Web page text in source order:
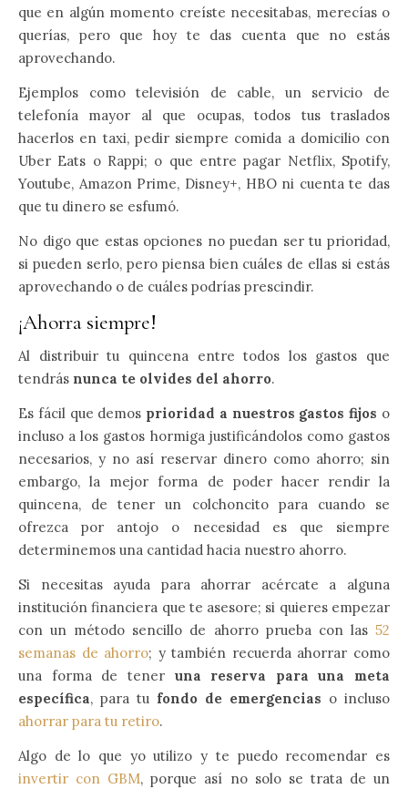
que en algún momento creíste necesitabas, merecías o
querías, pero que hoy te das cuenta que no estás
aprovechando.
Ejemplos como televisión de cable, un servicio de
telefonía mayor al que ocupas, todos tus traslados
hacerlos en taxi, pedir siempre comida a domicilio con
Uber Eats o Rappi; o que entre pagar Netflix, Spotify,
Youtube, Amazon Prime, Disney+, HBO ni cuenta te das
que tu dinero se esfumó.
No digo que estas opciones no puedan ser tu prioridad,
si pueden serlo, pero piensa bien cuáles de ellas si estás
aprovechando o de cuáles podrías prescindir.
¡Ahorra siempre!
Al distribuir tu quincena entre todos los gastos que
tendrás nunca te olvides del ahorro.
Es fácil que demos prioridad a nuestros gastos fijos o
incluso a los gastos hormiga justificándolos como gastos
necesarios, y no así reservar dinero como ahorro; sin
embargo, la mejor forma de poder hacer rendir la
quincena, de tener un colchoncito para cuando se
ofrezca por antojo o necesidad es que siempre
determinemos una cantidad hacia nuestro ahorro.
Si necesitas ayuda para ahorrar acércate a alguna
institución financiera que te asesore; si quieres empezar
con un método sencillo de ahorro prueba con las 52
semanas de ahorro; y también recuerda ahorrar como
una forma de tener una reserva para una meta
específica, para tu fondo de emergencias o incluso
ahorrar para tu retiro.
Algo de lo que yo utilizo y te puedo recomendar es
invertir con GBM, porque así no solo se trata de un